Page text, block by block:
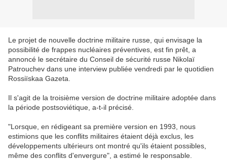
Le projet de nouvelle doctrine militaire russe, qui envisage la
possibilité de frappes nucléaires préventives, est fin prêt, a
annoncé le secrétaire du Conseil de sécurité russe Nikolaï
Patrouchev dans une interview publiée vendredi par le quotidien
Rossiïskaa Gazeta.
Il s'agit de la troisième version de doctrine militaire adoptée dans
la période postsoviétique, a-t-il précisé.
"Lorsque, en rédigeant sa première version en 1993, nous
estimions que les conflits militaires étaient déjà exclus, les
développements ultérieurs ont montré qu'ils étaient possibles,
même des conflits d'envergure", a estimé le responsable.